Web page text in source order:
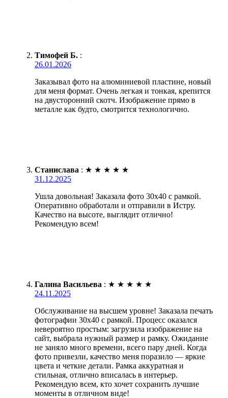
Тимофей Б. :
26.01.2026
Заказывал фото на алюминиевой пластине, новый
для меня формат. Очень легкая и тонкая, крепится
на двусторонний скотч. Изображение прямо в
металле как будто, смотрится технологично.
Станислава : ★ ★ ★ ★ ★
31.12.2025
Ушла довольная! Заказала фото 30х40 с рамкой.
Оперативно обработали и отправили в Истру.
Качество на высоте, выглядит отлично!
Рекомендую всем!
Галина Васильева : ★ ★ ★ ★ ★
24.11.2025
Обслуживание на высшем уровне! Заказала печать
фотографии 30х40 с рамкой. Процесс оказался
невероятно простым: загрузила изображение на
сайт, выбрала нужный размер и рамку. Ожидание
не заняло много времени, всего пару дней. Когда
фото привезли, качество меня поразило — яркие
цвета и четкие детали. Рамка аккуратная и
стильная, отлично вписалась в интерьер.
Рекомендую всем, кто хочет сохранить лучшие
моменты в отличном виде!